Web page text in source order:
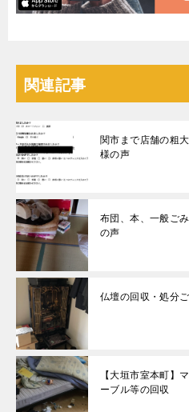
関連記事
関市まで店舗の粗
様の声
布団、本、一般ご
の声
仏壇の回収・処分
【大垣市室本町】
ーブル等の回収